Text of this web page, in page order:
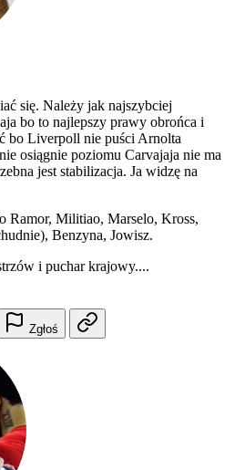
się. Należy jak najszybciej
bo to najlepszy prawy obrońca i
bo Liverpoll nie puści Arnolta
osiągnie poziomu Carvajaja nie ma
jest stabilizacja. Ja widzę na
Ramor, Militiao, Marselo, Kross,
Benzyna, Jowisz.
i puchar krajowy....
Zgłoś